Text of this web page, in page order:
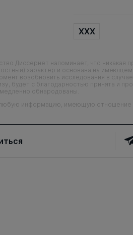
XXX
Диссернет напоминает, что никакая
характер и основана на
возобновить исследования в
будет с благодарностью принята и
обнародованы.
информацию, имеющую отношение к